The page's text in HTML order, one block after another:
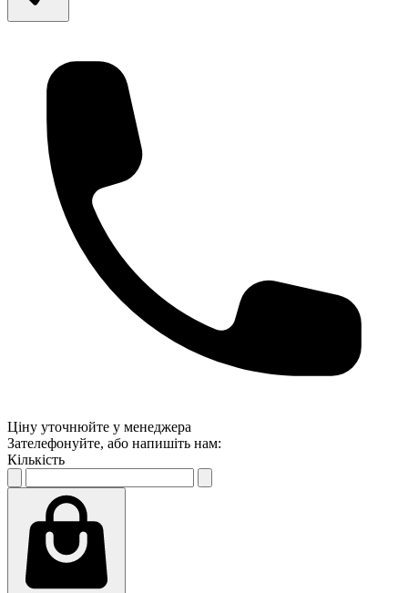
Ціну уточнюйте у менеджера
Зателефонуйте, або напишіть нам:
Кількість